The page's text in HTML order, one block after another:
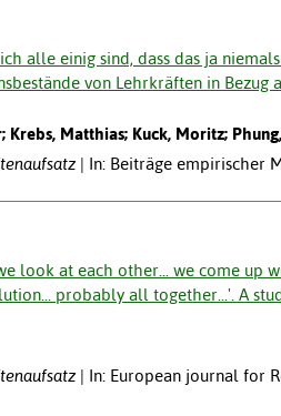
alle einig sind, dass das ja
von Lehrkräften in Bezug
Krebs, Matthias; Kuck, Moritz;
In: Beiträge empirischer
look at each other... we come up
probably all together...'. A
In: European journal for